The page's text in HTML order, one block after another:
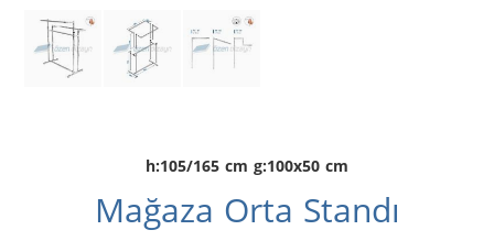
h:105/165 cm g:100x50 cm
Mağaza Orta Standı